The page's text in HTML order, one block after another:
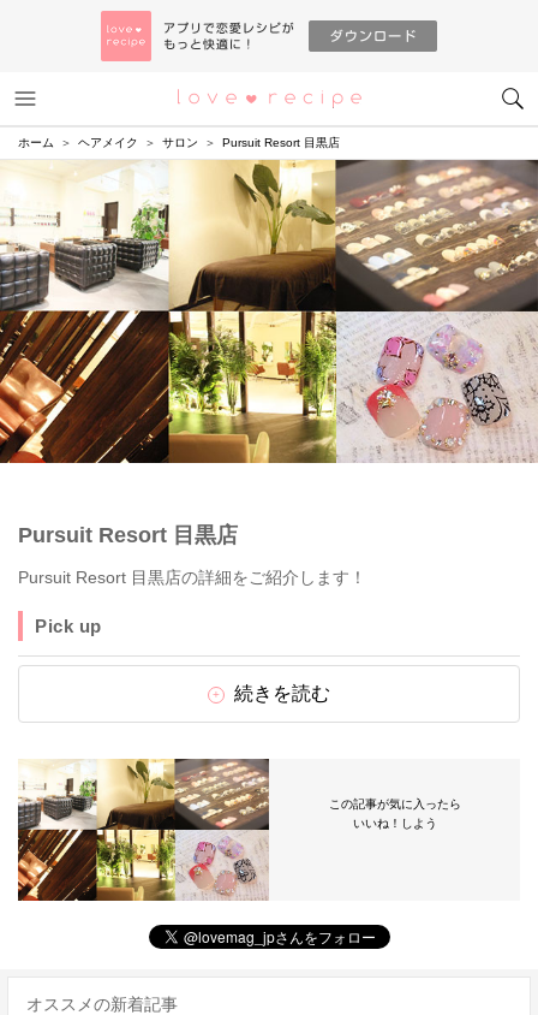
恋愛レシピ
ホーム ヘアメイク サロン Pursuit Resort 目黒店
Pursuit Resort 目黒店
Pursuit Resort 目黒店の詳細をご紹介します！
Pick up
続きを読む
この記事が気に入ったら
いいね！しよう
オススメの新着記事